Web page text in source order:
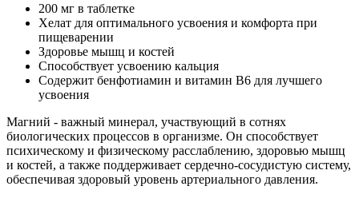
200 мг в таблетке
Хелат для оптимального усвоения и комфорта при
пищеварении
Здоровье мышц и костей
Способствует усвоению кальция
Содержит бенфотиамин и витамин B6 для лучшего
усвоения
Магний - важный минерал, участвующий в сотнях
биологических процессов в организме. Он способствует
психическому и физическому расслаблению, здоровью мышц
и костей, а также поддерживает сердечно-сосудистую систему,
обеспечивая здоровый уровень артериального давления.